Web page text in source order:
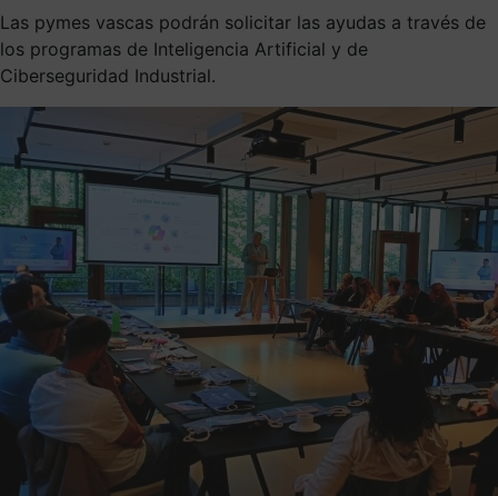
Las pymes vascas podrán solicitar las ayudas a través de
los programas de Inteligencia Artificial y de
Ciberseguridad Industrial.